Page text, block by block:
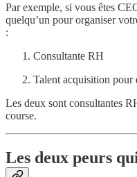
Par exemple, si vous êtes
quelqu’un pour organiser
:
Consultante RH
Talent acquisition pour
Les deux sont consultantes
course.
Les deux peurs